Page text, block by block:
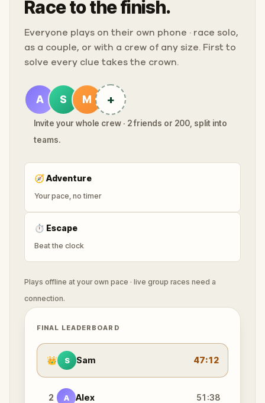
Race to the finish.
Everyone plays on their own phone · race solo,
as a couple, or with a crew of any size. First to
solve every clue takes the crown.
A S M +
Invite your whole crew · 2 friends or 200, split into
teams.
🧭Adventure
Your pace, no timer
⏱ Escape
Beat the clock
Plays offline at your own pace · live group races need a
connection.
FINAL LEADERBOARD
👑 S Sam 47:12
2 A Alex 51:38